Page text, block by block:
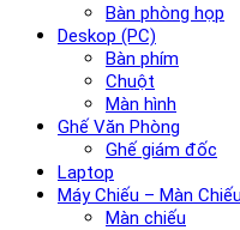
Bàn phòng họp
Deskop (PC)
Bàn phím
Chuột
Màn hình
Ghế Văn Phòng
Ghế giám đốc
Laptop
Máy Chiếu – Màn Chiếu
Màn chiếu